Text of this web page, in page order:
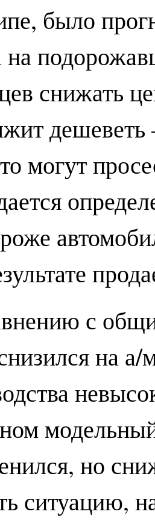
было
на
снижать
могут
с
на а/
но
ситуацию,